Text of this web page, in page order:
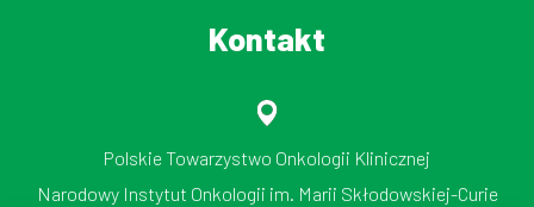
Kontakt
Polskie Towarzystwo Onkologii Klinicznej
Narodowy Instytut Onkologii im. Marii Skłodowskiej-Curie